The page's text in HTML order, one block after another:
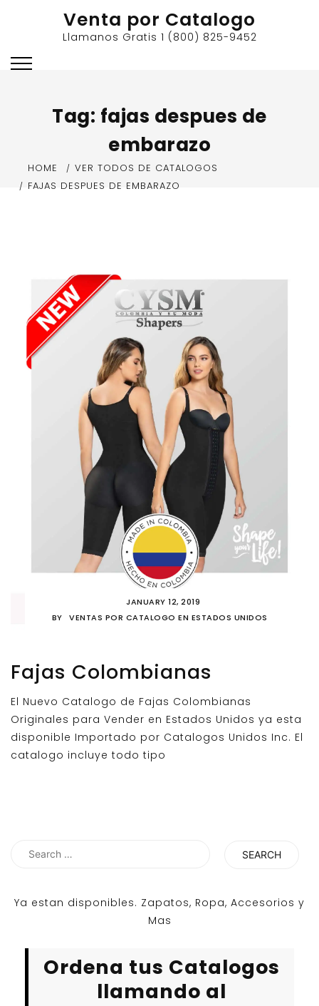
Venta por Catalogo
Llamanos Gratis 1 (800) 825-9452
Tag: fajas despues de
embarazo
HOME
VER TODOS DE CATALOGOS
FAJAS DESPUES DE EMBARAZO
JANUARY 12, 2019
BY
VENTAS POR CATALOGO EN ESTADOS UNIDOS
Fajas Colombianas
El Nuevo Catalogo de Fajas Colombianas
Originales para Vender en Estados Unidos ya esta
disponible Importado por Catalogos Unidos Inc. El
catalogo incluye todo tipo
Search
Ya estan disponibles. Zapatos, Ropa, Accesorios y
Mas
Ordena tus Catalogos
llamando al